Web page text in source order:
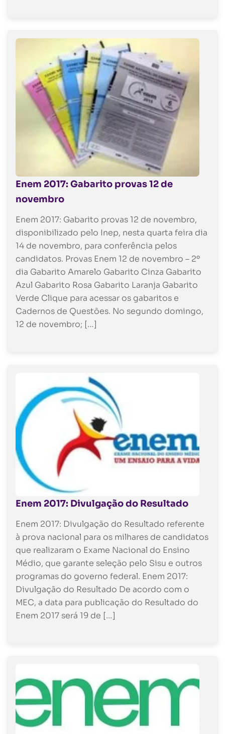
Enem 2017: Gabarito provas 12 de
novembro
Enem 2017: Gabarito provas 12 de novembro,
disponibilizado pelo Inep, nesta quarta feira dia
14 de novembro, para conferência pelos
candidatos. Provas Enem 12 de novembro – 2º
dia Gabarito Amarelo Gabarito Cinza Gabarito
Azul Gabarito Rosa Gabarito Laranja Gabarito
Verde Clique para acessar os gabaritos e
Cadernos de Questões. No segundo domingo,
12 de novembro; […]
Enem 2017: Divulgação do Resultado
Enem 2017: Divulgação do Resultado referente
à prova nacional para os milhares de candidatos
que realizaram o Exame Nacional do Ensino
Médio, que garante seleção pelo Sisu e outros
programas do governo federal. Enem 2017:
Divulgação do Resultado De acordo com o
MEC, a data para publicação do Resultado do
Enem 2017 será 19 de […]